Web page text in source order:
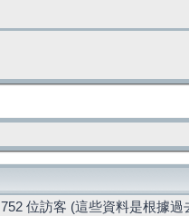
位訪客 (這些資料是根據過